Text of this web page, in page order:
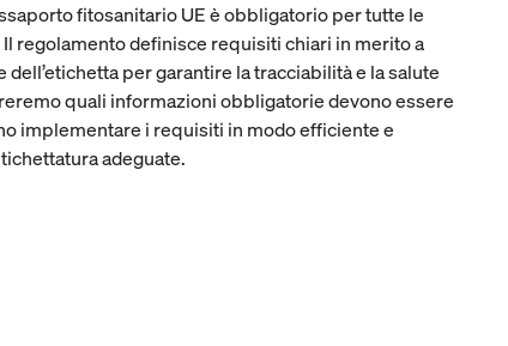
fitosanitario UE è obbligatorio per tutte le
regolamento definisce requisiti chiari in merito a
per garantire la tracciabilità e la salute
quali informazioni obbligatorie devono essere
implementare i requisiti in modo efficiente e
adeguate.